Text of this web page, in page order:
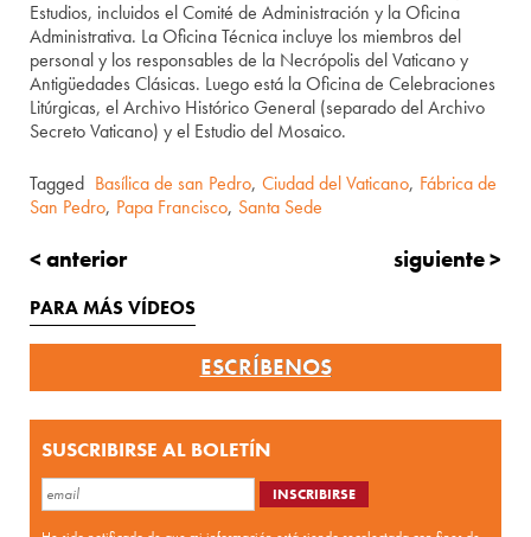
Estudios, incluidos el Comité de Administración y la Oficina
Administrativa. La Oficina Técnica incluye los miembros del
personal y los responsables de la Necrópolis del Vaticano y
Antigüedades Clásicas. Luego está la Oficina de Celebraciones
Litúrgicas, el Archivo Histórico General (separado del Archivo
Secreto Vaticano) y el Estudio del Mosaico.
Tagged Basílica de san Pedro, Ciudad del Vaticano, Fábrica de
San Pedro, Papa Francisco, Santa Sede
< anterior siguiente >
PARA MÁS VÍDEOS
ESCRÍBENOS
SUSCRIBIRSE AL BOLETÍN